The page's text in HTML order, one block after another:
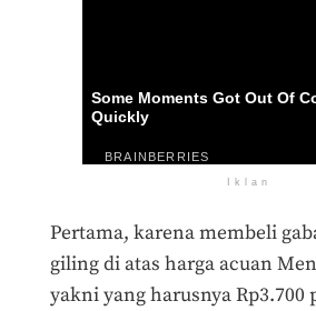
Iklan
Pertama, karena membeli
giling di atas harga acuan
yakni yang harusnya Rp3.700